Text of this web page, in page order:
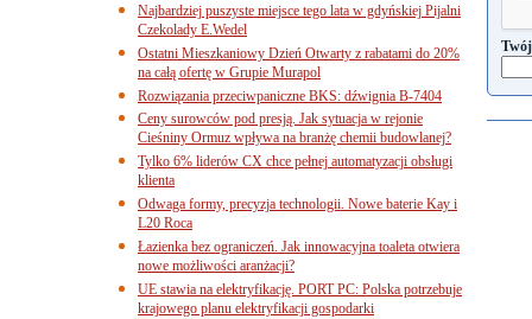
Najbardziej puszyste miejsce tego lata w gdyńskiej Pijalni
Czekolady E.Wedel
Ostatni Mieszkaniowy Dzień Otwarty z rabatami do 20%
na całą ofertę w Grupie Murapol
Rozwiązania przeciwpaniczne BKS: dźwignia B-7404
Ceny surowców pod presją. Jak sytuacja w rejonie
Cieśniny Ormuz wpływa na branżę chemii budowlanej?
Tylko 6% liderów CX chce pełnej automatyzacji obsługi
klienta
Odwaga formy, precyzja technologii. Nowe baterie Kay i
L20 Roca
Łazienka bez ograniczeń. Jak innowacyjna toaleta otwiera
nowe możliwości aranżacji?
UE stawia na elektryfikację. PORT PC: Polska potrzebuje
krajowego planu elektryfikacji gospodarki